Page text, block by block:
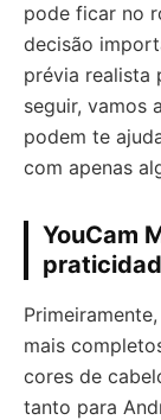
pode ficar no
decisão
prévia realista
seguir, vamos
podem te
com apenas
YouCam
mais
cores de
tanto para